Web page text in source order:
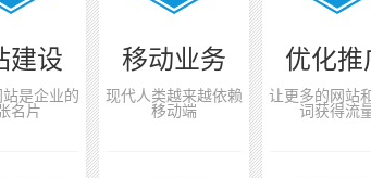
建设
是企业的
名片
移动业务
现代人类越来越依赖
移动端
优化推
让更多的网站
词获得流